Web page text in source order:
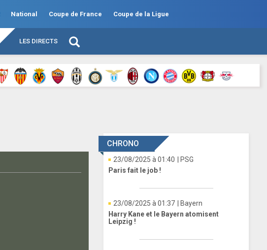
National Coupe de France Coupe de la Ligue
LES DIRECTS
CHRONO
23/08/2025 à 01:40
| PSG
Paris fait le job !
23/08/2025 à 01:37
| Bayern
Harry Kane et le Bayern atomisent
Leipzig !